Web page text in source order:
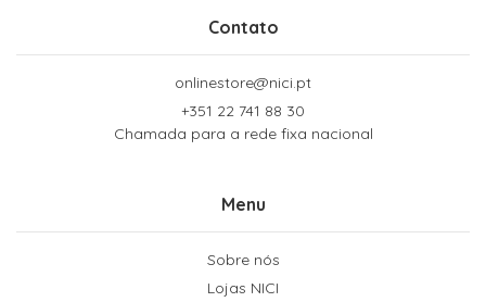
Contato
onlinestore@nici.pt
+351 22 741 88 30
Chamada para a rede fixa nacional
Menu
Sobre nós
Lojas NICI